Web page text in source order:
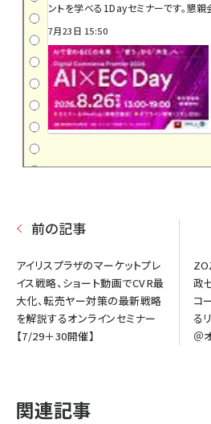
ントを学べる1Dayセミナーです。懇親
7月23日 15:50
前の記事
アイリスプラザのマーケットプレ
イス戦略、ショート動画でCVR最
大化、転売ヤー対策の最新戦略
を解説するオンラインセミナー
【7/29＋30開催】
政
コ
る
＠
関連記事